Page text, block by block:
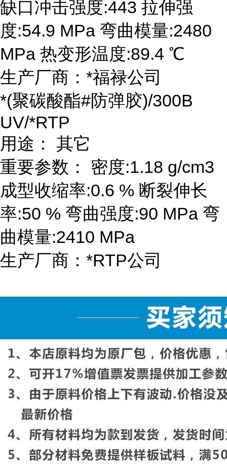
缺口冲击强度:443 拉伸强
度:54.9 MPa 弯曲模量:2480
MPa 热变形温度:89.4 ℃
生产厂商：*福禄公司
*(聚碳酸酯#防弹胶)/300B
UV/*RTP
用途： 其它
重要参数： 密度:1.18 g/cm3
成型收缩率:0.6 % 断裂伸长
率:50 % 弯曲强度:90 MPa 弯
曲模量:2410 MPa
生产厂商：*RTP公司